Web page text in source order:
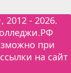
, 2012 - 2026.
при
на сайт